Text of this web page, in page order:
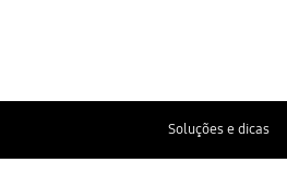
Soluções e dicas